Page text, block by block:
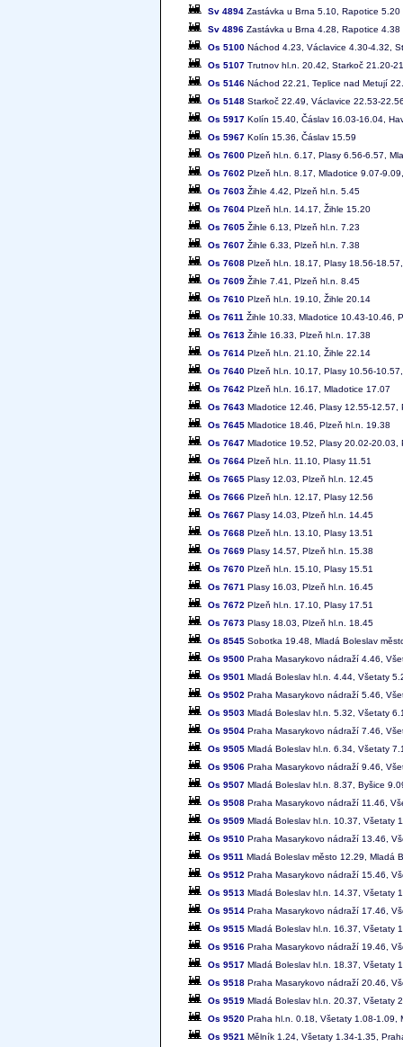
Sv 4894 Zastávka u Brna 5.10, Rapotice 5.20
Sv 4896 Zastávka u Brna 4.28, Rapotice 4.38
Os 5100 Náchod 4.23, Václavice 4.30-4.32,
Os 5107 Trutnov hl.n. 20.42, Starkoč 21.20-
Os 5146 Náchod 22.21, Teplice nad Metují
Os 5148 Starkoč 22.49, Václavice 22.53-
Os 5917 Kolín 15.40, Čáslav 16.03-16.04,
Os 5967 Kolín 15.36, Čáslav 15.59
Os 7600 Plzeň hl.n. 6.17, Plasy 6.56-6.57,
Os 7602 Plzeň hl.n. 8.17, Mladotice 9.07-
Os 7603 Žihle 4.42, Plzeň hl.n. 5.45
Os 7604 Plzeň hl.n. 14.17, Žihle 15.20
Os 7605 Žihle 6.13, Plzeň hl.n. 7.23
Os 7607 Žihle 6.33, Plzeň hl.n. 7.38
Os 7608 Plzeň hl.n. 18.17, Plasy 18.56-
Os 7609 Žihle 7.41, Plzeň hl.n. 8.45
Os 7610 Plzeň hl.n. 19.10, Žihle 20.14
Os 7611 Žihle 10.33, Mladotice 10.43-10.46,
Os 7613 Žihle 16.33, Plzeň hl.n. 17.38
Os 7614 Plzeň hl.n. 21.10, Žihle 22.14
Os 7640 Plzeň hl.n. 10.17, Plasy 10.56-
Os 7642 Plzeň hl.n. 16.17, Mladotice 17.07
Os 7643 Mladotice 12.46, Plasy 12.55-12.57,
Os 7645 Mladotice 18.46, Plzeň hl.n. 19.38
Os 7647 Mladotice 19.52, Plasy 20.02-20.03,
Os 7664 Plzeň hl.n. 11.10, Plasy 11.51
Os 7665 Plasy 12.03, Plzeň hl.n. 12.45
Os 7666 Plzeň hl.n. 12.17, Plasy 12.56
Os 7667 Plasy 14.03, Plzeň hl.n. 14.45
Os 7668 Plzeň hl.n. 13.10, Plasy 13.51
Os 7669 Plasy 14.57, Plzeň hl.n. 15.38
Os 7670 Plzeň hl.n. 15.10, Plasy 15.51
Os 7671 Plasy 16.03, Plzeň hl.n. 16.45
Os 7672 Plzeň hl.n. 17.10, Plasy 17.51
Os 7673 Plasy 18.03, Plzeň hl.n. 18.45
Os 8545 Sobotka 19.48, Mladá Boleslav
Os 9500 Praha Masarykovo nádraží 4.46,
Os 9501 Mladá Boleslav hl.n. 4.44, Všetaty
Os 9502 Praha Masarykovo nádraží 5.46,
Os 9503 Mladá Boleslav hl.n. 5.32, Všetaty
Os 9504 Praha Masarykovo nádraží 7.46,
Os 9505 Mladá Boleslav hl.n. 6.34, Všetaty
Os 9506 Praha Masarykovo nádraží 9.46,
Os 9507 Mladá Boleslav hl.n. 8.37, Byšice
Os 9508 Praha Masarykovo nádraží 11.46,
Os 9509 Mladá Boleslav hl.n. 10.37, Všetaty
Os 9510 Praha Masarykovo nádraží 13.46,
Os 9511 Mladá Boleslav město 12.29, Mladá
Os 9512 Praha Masarykovo nádraží 15.46,
Os 9513 Mladá Boleslav hl.n. 14.37, Všetaty
Os 9514 Praha Masarykovo nádraží 17.46,
Os 9515 Mladá Boleslav hl.n. 16.37, Všetaty
Os 9516 Praha Masarykovo nádraží 19.46,
Os 9517 Mladá Boleslav hl.n. 18.37, Všetaty
Os 9518 Praha Masarykovo nádraží 20.46,
Os 9519 Mladá Boleslav hl.n. 20.37, Všetaty
Os 9520 Praha hl.n. 0.18, Všetaty 1.08-1.09,
Os 9521 Mělník 1.24, Všetaty 1.34-1.35,